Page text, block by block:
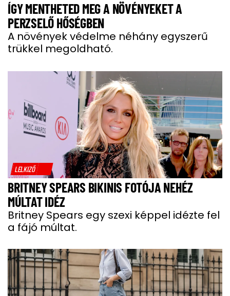
ÍGY MENTHETED MEG A NÖVÉNYEKET A
PERZSELŐ HŐSÉGBEN
A növények védelme néhány egyszerű
trükkel megoldható.
LELKIZŐ
BRITNEY SPEARS BIKINIS FOTÓJA NEHÉZ
MÚLTAT IDÉZ
Britney Spears egy szexi képpel idézte fel
a fájó múltat.